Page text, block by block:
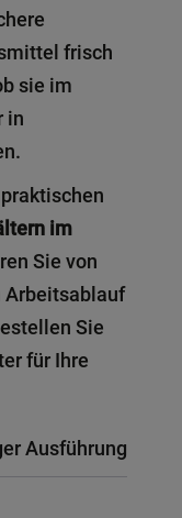
frisch
sie im
in
im
Sie von
Arbeitsablauf
Sie
für Ihre
Ausführung